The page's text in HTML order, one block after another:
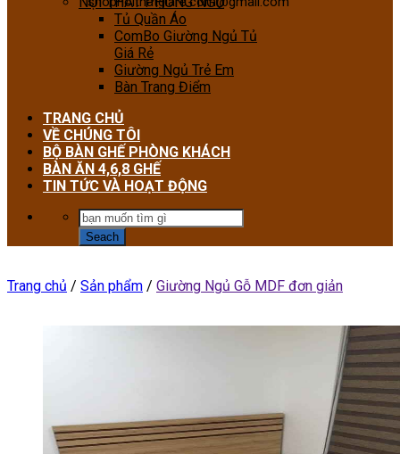
Tủ Quần Áo
ComBo Giường Ngủ Tủ
Giá Rẻ
Giường Ngủ Trẻ Em
Bàn Trang Điểm
TRANG CHỦ
VỀ CHÚNG TÔI
BỘ BÀN GHẾ PHÒNG KHÁCH
BÀN ĂN 4,6,8 GHẾ
TIN TỨC VÀ HOẠT ĐỘNG
Trang chủ / Sản phẩm / Giường Ngủ Gỗ MDF đơn giản